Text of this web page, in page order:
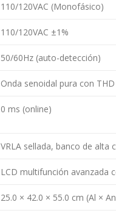
110/120VAC (Monofásico)
110/120VAC ±1%
50/60Hz (auto-detección)
Onda senoidal pura con THD
0 ms (online)
VRLA sellada, banco de alta
LCD multifunción avanzada
25.0 × 42.0 × 55.0 cm (Al ×